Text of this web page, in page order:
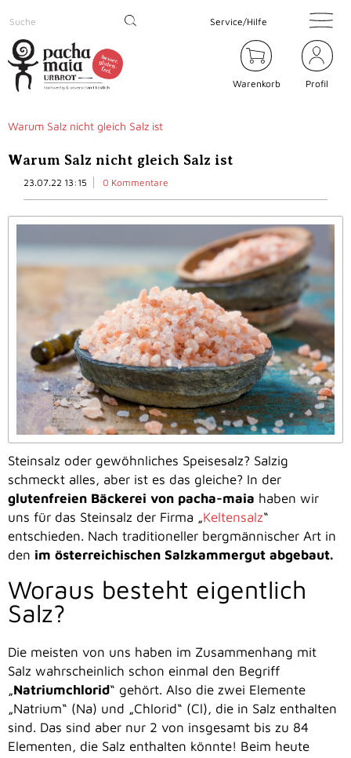
Service/Hilfe
Warenkorb Profil
Warum Salz nicht gleich Salz ist
Warum Salz nicht gleich Salz ist
23.07.22 13:15 0 Kommentare
Steinsalz oder gewöhnliches Speisesalz? Salzig
schmeckt alles, aber ist es das gleiche? In der
glutenfreien Bäckerei von pacha-maia haben wir
uns für das Steinsalz der Firma „Keltensalz“
entschieden. Nach traditioneller bergmännischer Art in
den im österreichischen Salzkammergut abgebaut.
Woraus besteht eigentlich
Salz?
Die meisten von uns haben im Zusammenhang mit
Salz wahrscheinlich schon einmal den Begriff
„Natriumchlorid“ gehört. Also die zwei Elemente
„Natrium“ (Na) und „Chlorid“ (Cl), die in Salz enthalten
sind. Das sind aber nur 2 von insgesamt bis zu 84
Elementen, die Salz enthalten könnte! Beim heute